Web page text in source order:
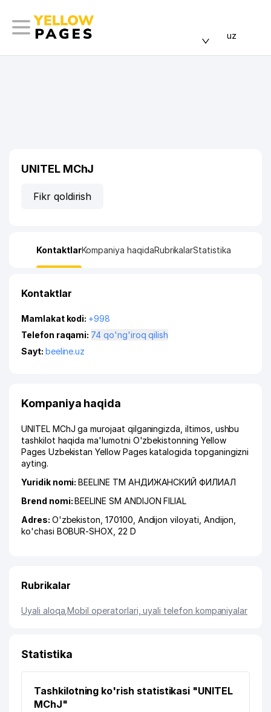
uz
UNITEL MChJ
Fikr qoldirish
KontaktlarKompaniya haqidaRubrikalarStatistika
Kontaktlar
Mamlakat kodi: +998
Telefon raqami:
74 qo'ng'iroq qilish
Sayt: beeline.uz
Kompaniya haqida
UNITEL MChJ ga murojaat qilganingizda, iltimos, ushbu
tashkilot haqida ma'lumotni O'zbekistonning Yellow
Pages Uzbekistan Yellow Pages katalogida topganingizni
ayting.
Yuridik nomi:BEELINE ТМ АНДИЖАНСКИЙ ФИЛИАЛ
Brend nomi:BEELINE SM ANDIJON FILIAL
Adres: O'zbekiston, 170100, Andijon viloyati Andijon
ko'chasi BOBUR-SHOX , 22 D
Rubrikalar
Uyali aloqa ,Mobil operatorlari, uyali telefon kompaniyalar
Statistika
Tashkilotning ko'rish statistikasi "UNITEL
MChJ"